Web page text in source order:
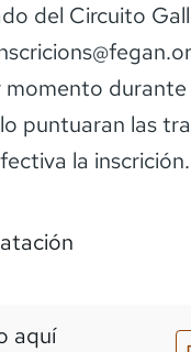
del Circuito
puntuaran las
la inscrición.
aquí